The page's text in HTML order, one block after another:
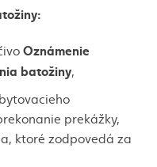
Oznámenie
batožiny,
prekážky,
ktoré zodpovedá za